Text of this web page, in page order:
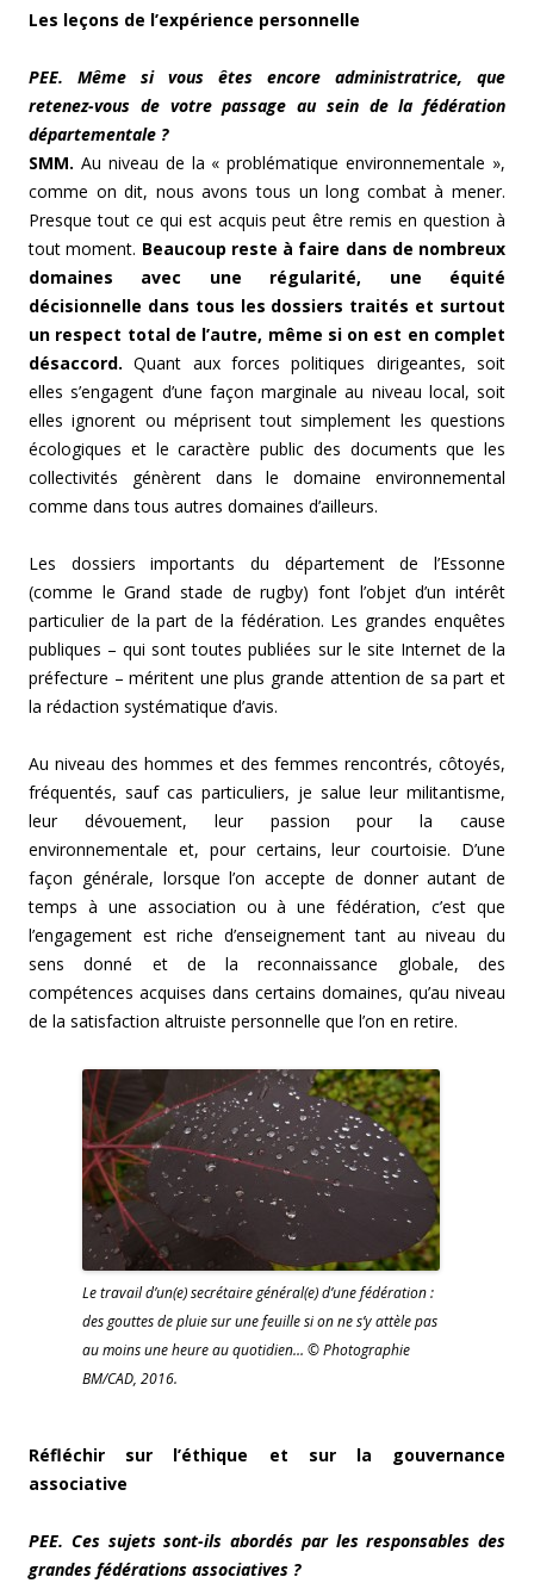
Les leçons de l’expérience personnelle
PEE. Même si vous êtes encore administratrice, que
retenez-vous de votre passage au sein de la fédération
départementale ?
SMM. Au niveau de la « problématique environnementale »,
comme on dit, nous avons tous un long combat à mener.
Presque tout ce qui est acquis peut être remis en question à
tout moment. Beaucoup reste à faire dans de nombreux
domaines avec une régularité, une équité
décisionnelle dans tous les dossiers traités et surtout
un respect total de l’autre, même si on est en complet
désaccord. Quant aux forces politiques dirigeantes, soit
elles s’engagent d’une façon marginale au niveau local, soit
elles ignorent ou méprisent tout simplement les questions
écologiques et le caractère public des documents que les
collectivités génèrent dans le domaine environnemental
comme dans tous autres domaines d’ailleurs.
Les dossiers importants du département de l’Essonne
(comme le Grand stade de rugby) font l’objet d’un intérêt
particulier de la part de la fédération. Les grandes enquêtes
publiques – qui sont toutes publiées sur le site Internet de la
préfecture – méritent une plus grande attention de sa part et
la rédaction systématique d’avis.
Au niveau des hommes et des femmes rencontrés, côtoyés,
fréquentés, sauf cas particuliers, je salue leur militantisme,
leur dévouement, leur passion pour la cause
environnementale et, pour certains, leur courtoisie. D’une
façon générale, lorsque l’on accepte de donner autant de
temps à une association ou à une fédération, c’est que
l’engagement est riche d’enseignement tant au niveau du
sens donné et de la reconnaissance globale, des
compétences acquises dans certains domaines, qu’au niveau
de la satisfaction altruiste personnelle que l’on en retire.
Le travail d’un(e) secrétaire général(e) d’une fédération :
des gouttes de pluie sur une feuille si on ne s’y attèle pas
au moins une heure au quotidien… © Photographie
BM/CAD, 2016.
Réfléchir sur l’éthique et sur la gouvernance
associative
PEE. Ces sujets sont-ils abordés par les responsables des
grandes fédérations associatives ?